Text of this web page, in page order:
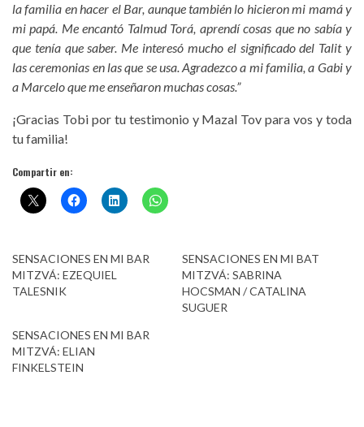
la familia en hacer el Bar, aunque también lo hicieron mi mamá y
mi papá. Me encantó Talmud Torá, aprendí cosas que no sabía y
que tenía que saber. Me interesó mucho el significado del Talit y
las ceremonias en las que se usa. Agradezco a mi familia, a Gabi y
a Marcelo que me enseñaron muchas cosas.”
¡Gracias Tobi por tu testimonio y Mazal Tov para vos y toda
tu familia!
Compartir en:
SENSACIONES EN MI BAR
MITZVÁ: EZEQUIEL
TALESNIK
SENSACIONES EN MI BAT
MITZVÁ: SABRINA
HOCSMAN / CATALINA
SUGUER
SENSACIONES EN MI BAR
MITZVÁ: ELIAN
FINKELSTEIN